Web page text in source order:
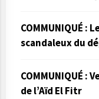
COMMUNIQUÉ :
scandaleux du
COMMUNIQUÉ :
de l’Aïd El Fitr